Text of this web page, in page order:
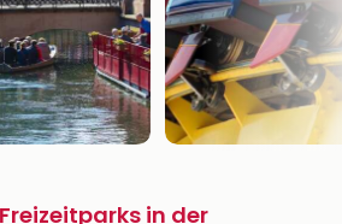
in der